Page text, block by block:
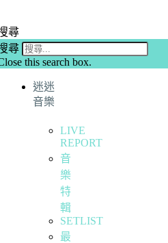
尋
尋
this search box.
迷迷
音樂
LIVE
REPORT
音
樂
特
輯
SETLIST
最